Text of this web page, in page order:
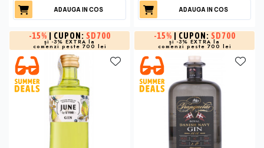
ADAUGA IN COS ADAUGA IN COS
-15% | CUPON: SD700
și -3% EXTRA la
comenzi peste 700 lei
-15% | CUPON: SD700
și -3% EXTRA la
comenzi peste 700 lei